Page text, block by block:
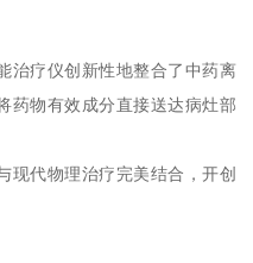
治疗仪创新性地整合了中药离
药物有效成分直接送达病灶部
现代物理治疗完美结合，开创